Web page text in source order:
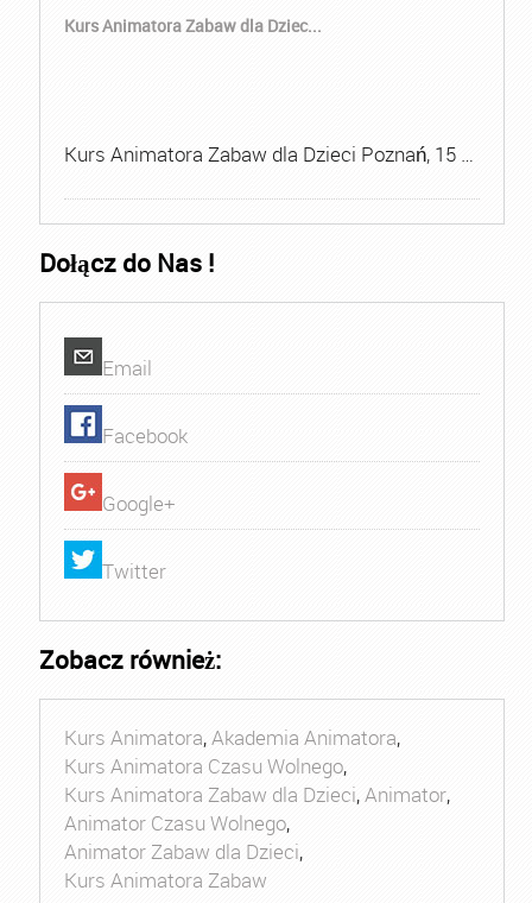
Kurs Animatora Zabaw dla Dziec...
Kurs Animatora Zabaw dla Dzieci Poznań, 15 …
Dołącz do Nas !
Email
Facebook
Google+
Twitter
Zobacz również:
Kurs Animatora,Akademia Animatora,
Kurs Animatora Czasu Wolnego,
Kurs Animatora Zabaw dla Dzieci,Animator,
Animator Czasu Wolnego,
Animator Zabaw dla Dzieci,
Kurs Animatora Zabaw